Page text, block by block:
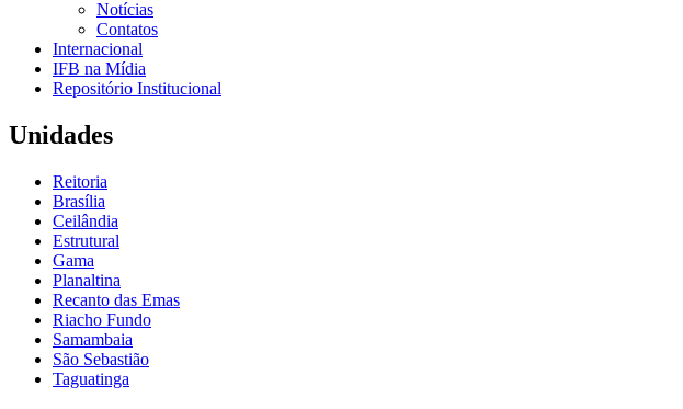
Notícias
Contatos
Internacional
IFB na Mídia
Repositório Institucional
Unidades
Reitoria
Brasília
Ceilândia
Estrutural
Gama
Planaltina
Recanto das Emas
Riacho Fundo
Samambaia
São Sebastião
Taguatinga